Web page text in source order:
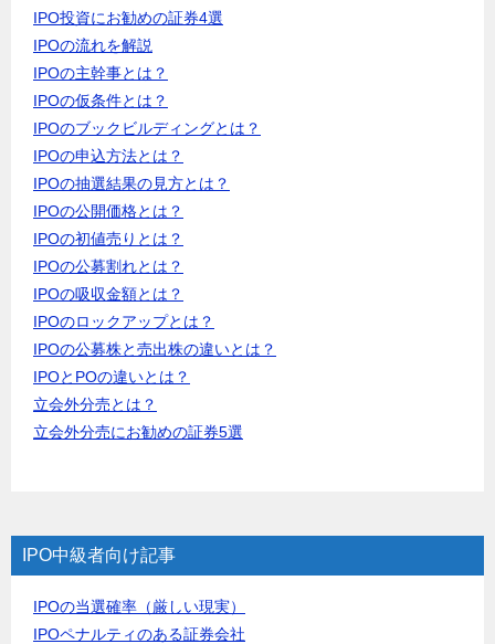
IPO投資にお勧めの証券4選
IPOの流れを解説
IPOの主幹事とは？
IPOの仮条件とは？
IPOのブックビルディングとは？
IPOの申込方法とは？
IPOの抽選結果の見方とは？
IPOの公開価格とは？
IPOの初値売りとは？
IPOの公募割れとは？
IPOの吸収金額とは？
IPOのロックアップとは？
IPOの公募株と売出株の違いとは？
IPOとPOの違いとは？
立会外分売とは？
立会外分売にお勧めの証券5選
IPO中級者向け記事
IPOの当選確率（厳しい現実）
IPOペナルティのある証券会社